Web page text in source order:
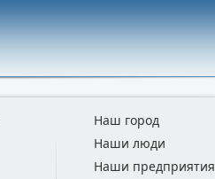
Наш город
Наши люди
Наши предприятия